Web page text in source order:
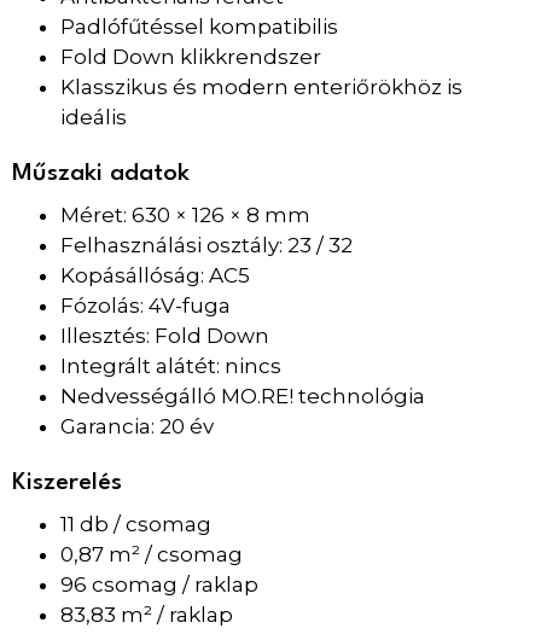
Padlófűtéssel kompatibilis
Fold Down klikkrendszer
Klasszikus és modern enteriőrökhöz is
ideális
Műszaki adatok
Méret: 630 × 126 × 8 mm
Felhasználási osztály: 23 / 32
Kopásállóság: AC5
Fózolás: 4V-fuga
Illesztés: Fold Down
Integrált alátét: nincs
Nedvességálló MO.RE! technológia
Garancia: 20 év
Kiszerelés
11 db / csomag
0,87 m² / csomag
96 csomag / raklap
83,83 m² / raklap